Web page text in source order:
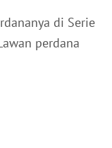
di Serie
perdana